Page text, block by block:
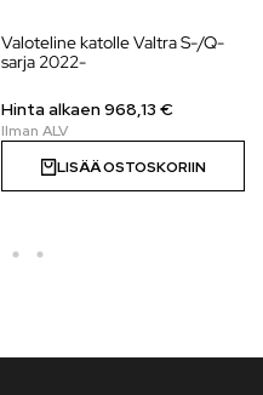
Valoteline katolle Valtra S-/Q-
sarja 2022-
Hinta alkaen968,13 €
LISÄÄ OSTOSKORIIN